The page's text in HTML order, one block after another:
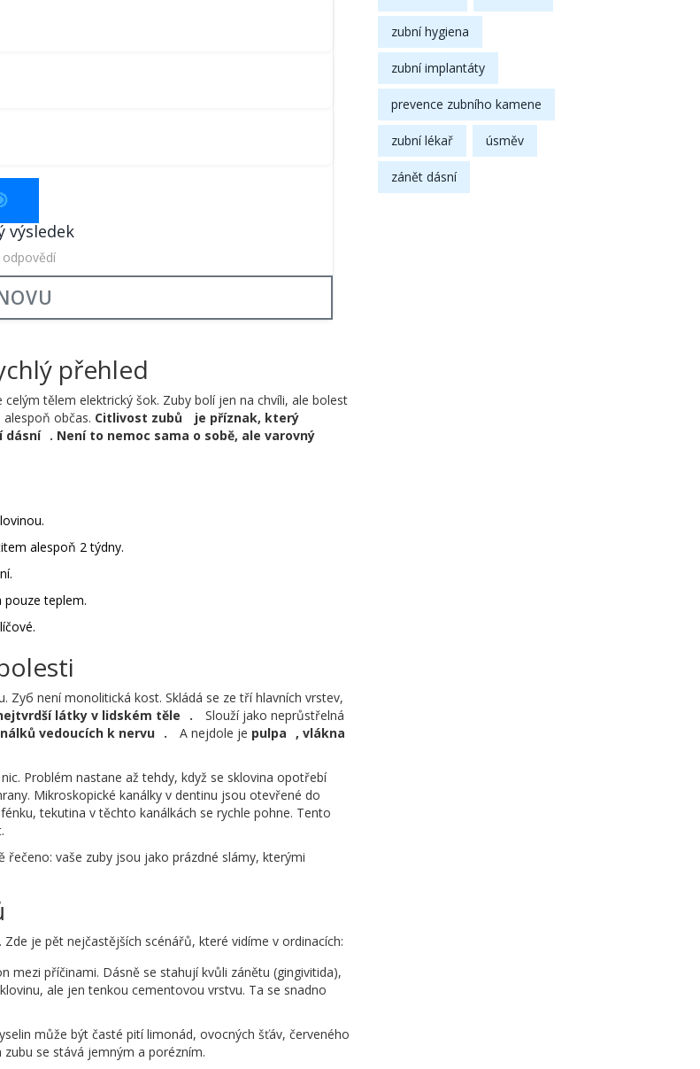
výsledek
odpovědí
přehled
tělem elektrický šok. Zuby bolí jen na chvíli, ale bolest
občas. Citlivost zubů je příznak, který
dásní . Není to nemoc sama o sobě, ale varovný
alespoň 2 týdny.
pouze teplem.
není monolitická kost. Skládá se ze tří hlavních vrstev,
látky v lidském těle .
Slouží jako neprůstřelná
vedoucích k nervu . A nejdole je pulpa , vlákna
Problém nastane až tehdy, když se sklovina opotřebí
Mikroskopické kanálky v dentinu jsou otevřené do
tekutina v těchto kanálkách se rychle pohne. Tento
řečeno: vaše zuby jsou jako prázdné slámy, kterými
je pět nejčastějších scénářů, které vidíme v ordinacích:
mezi příčinami. Dásně se stahují kvůli zánětu (gingivitida),
ale jen tenkou cementovou vrstvu. Ta se snadno
může být časté pití limonád, ovocných šťáv, červeného
se stává jemným a porézním.
zubní hygiena
zubní implantáty
prevence zubního kamene
zubní lékař úsměv
zánět dásní